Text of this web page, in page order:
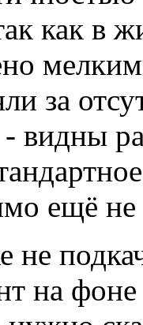
как в
за
видны
ещё
не
на фоне